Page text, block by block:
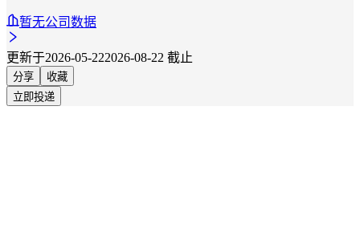
暂无公司数据
更新于2026-05-222026-08-22 截止
分享
收藏
立即投递